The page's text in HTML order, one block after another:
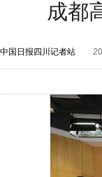
成都
中国日报四川记者站